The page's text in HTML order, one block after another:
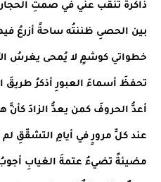
ذاكرةً تنقّب عني في صمتِ
بين الحصىِ ظننتُه ساحةً أزرعُ
خطواتي كوشمٍ لا يُمحى يغرسُ
تحفظَ أسماءَ العبورِ أذكرُ طريقَ
أعدُّ الحروفَ كمن يعدُّ الزادَ كأنَّ
عند كلِّ مرورٍ في أيامِ التشقّقِ
مضيئةً تضيءُ عتمةَ الغيابِ أجوبُ